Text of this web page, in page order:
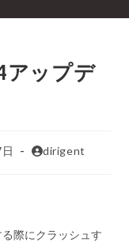
アップデ
dirigent
際にクラッシュす